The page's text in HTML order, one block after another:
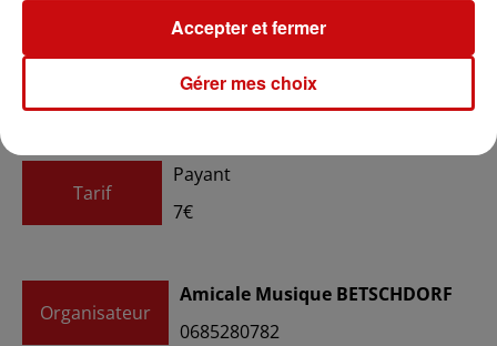
du1er avril 2023 à 20h00
au1er avril 2023 à 23h45
Tarif
Payant
7€
Organisateur
Amicale Musique BETSCHDORF
0685280782
Gérer mes choix
Accepter et fermer